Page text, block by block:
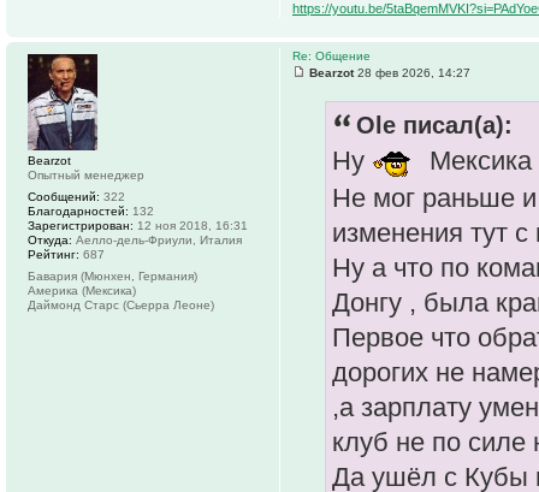
https://youtu.be/
Re: Общение
Bearzot28 фев 2026, 14:27
Ole писал(а):
Ну
Мексика
Не мог раньше и
изменения тут
Ну а что по
Донгу , была
Первое что
дорогих не
,а зарплату
клуб не по силе
Да ушёл с Кубы
Bearzot
Опытный менеджер
Сообщений: 322
Благодарностей: 132
Зарегистрирован: 12 ноя 2018, 16:31
Откуда: Аелло-дель-Фриули, Италия
Рейтинг: 687
Бавария (Мюнхен, Германия)
Америка (Мексика)
Даймонд Старс (Сьерра Леоне)